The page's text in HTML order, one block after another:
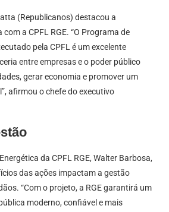
(Republicanos) destacou a
a CPFL RGE. “O Programa de
pela CPFL é um excelente
entre empresas e o poder público
gerar economia e promover um
afirmou o chefe do executivo
da CPFL RGE, Walter Barbosa,
das ações impactam a gestão
“Com o projeto, a RGE garantirá um
moderno, confiável e mais